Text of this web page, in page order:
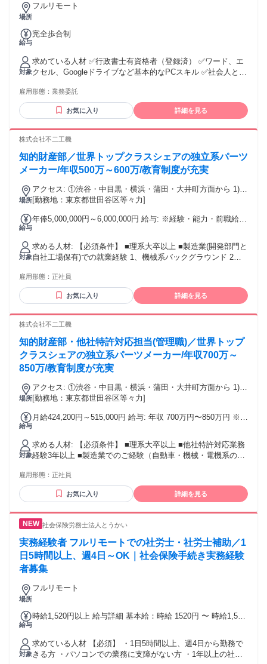
場所
フルリモート
給与
完全歩合制
対象
求めている人材 ✅行政書士有資格者（登録済） ✅ワード、エ
クセル、Googleドライブなど基本的なPCスキル ✅社会人とし
の経験者 (1年以上の経験) ✅士業事務所での勤務経験者 (1年以
上の経験) ✅法学部・法科大学院を修了している方 ✅ITリテラ
シーが高い方 ✅語学スキル(英語＋その他言語)がある方
雇用形態： 業務委託
お気に入り 詳細を見る
株式会社不二工機
知的財産部／世界トップクラスシェアの独立系パーツ
メーカー/年収500万～600万/教育制度が充実
場所
アクセス: ①渋谷・中目黒・横浜・蒲田・大井町方面から 1)
東急東横線・大井町線 自由が丘駅 より東急コーチバス （駒
丁目下車（停留所①） 徒歩２分 ②東急田園都市線方面から 1)
て約７分（1.5km） 2) 等々力７丁目下車（停留所②） 徒歩１
分 【就業場所の変更の範囲】会社の定める勤務地
[勤務地：東京都世田谷区等々力]
給与
年俸5,000,000円～6,000,000円 給与: ※経験・能力・前職給与
2023年度支給実績4.83ヶ月 【昇給制度】 あり 【賃金形態】
月給
対象
求める人材: 【必須条件】 ■理系大卒以上 ■製造業(開発部門と
自社工場保有)での就業経験 1、機械系バックグラウンド 2、
経験をお持ちの方優遇) 3、外部機関（特許庁など）への申請
経験 【歓迎条件】 ・製品開発経験（取扱い製品不問） ・英
語力（海外出願が増えているため、あれば歓迎します）
雇用形態： 正社員
お気に入り 詳細を見る
株式会社不二工機
知的財産部・他社特許対応担当(管理職)／世界トップ
クラスシェアの独立系パーツメーカー/年収700万～
850万/教育制度が充実
場所
アクセス: ①渋谷・中目黒・横浜・蒲田・大井町方面から 1)
東急東横線・大井町線 自由が丘駅 より東急コーチバス （駒
丁目下車（停留所①） 徒歩２分 ②東急田園都市線方面から 1)
て約７分（1.5km） 2) 等々力７丁目下車（停留所②） 徒歩１
分 【就業場所の変更の範囲】会社の定める勤務地
[勤務地：東京都世田谷区等々力]
給与
月給424,200円～515,000円 給与: 年収 700万円〜850万円 ※初
収提示をいたします 【月給】 424,200円 ～ 515,000円 ※管理
職のため、家族手当・住宅手当などの諸手当、超過勤務手当
は対象外となります 【賞与制度】 あり 2023年度支給実績
対象
求める人材: 【必須条件】 ■理系大卒以上 ■他社特許対応業務
経験3年以上 ■製造業でのご経験（自動車・機械・電機系の事
電子・電気系も可 ■明細書や契約書など法的文書の読解力、
文書作成 ■コミュニケーション力（技術者へのヒアリング、
外部専門家との関係構築など） 【歓迎条件】 ■弁理士資格 ■
学専攻など、技術系の素養
雇用形態： 正社員
お気に入り 詳細を見る
社会保険労務士法人とうかい
実務経験者 フルリモートでの社労士・社労士補助／1
日5時間以上、週4日～OK｜社会保険手続き実務経験
者募集
場所
フルリモート
給与
時給1,520円以上 給与詳細 基本給：時給 1520円 〜 時給1,520
円 行政書士 ：50円 中小企業診断士：50円 DC１級：60円 DC
２級：30円 FP技能検定1級またはCFP ：50円 FP技能検定2級
またはAFP ：20円 給与計算実務能力2級以上：10円 ※金額の
対象
求めている人材 【必須】 ・1日5時間以上、週4日から勤務で
きる方 ・パソコンでの業務に支障がない方 ・1年以上の社会